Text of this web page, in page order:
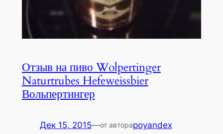
Отзыв на пиво Wolpertinger
Naturtrubes Hefeweissbier
Вольпертингер
Дек 15, 2015—от автораpoyandex